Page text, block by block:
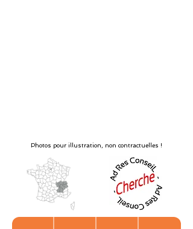
Photos pour illustration, non contractuelles !